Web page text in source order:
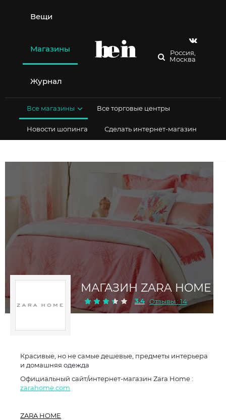
содержимому
Вещи
Магазины
Журнал
Россия,
Москва
Все магазины Все торговые центры
Новости шопинга Сделать интернет-магазин
МАГАЗИН ZARA HOME
3.4 Отзывы : 14
Красивые, но не самые дешевые, предметы интерьера
и домашняя одежда
Официальный сайт/интернет-магазин Zara Home :
zarahome.com
ZARA HOME